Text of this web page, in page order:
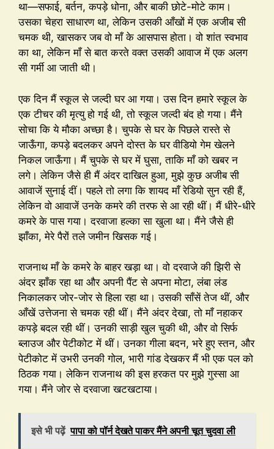
था—सफाई, बर्तन, कपड़े धोना, और बाकी छोटे-मोटे काम।
उसका चेहरा साधारण था, लेकिन उसकी आँखों में एक अजीब सी
चमक थी, खासकर जब वो माँ के आसपास होता। वो शांत स्वभाव
का था, लेकिन माँ से बात करते वक्त उसकी आवाज में एक अलग
सी गर्मी आ जाती थी।
एक दिन मैं स्कूल से जल्दी घर आ गया। उस दिन हमारे स्कूल के
एक टीचर की मृत्यु हो गई थी, तो स्कूल जल्दी बंद हो गया। मैंने
सोचा कि ये मौका अच्छा है। चुपके से घर के पिछले रास्ते से
जाऊँगा, कपड़े बदलकर अपने दोस्त के घर वीडियो गेम खेलने
निकल जाऊँगा। मैं चुपके से घर में घुसा, ताकि माँ को खबर न
लगे। लेकिन जैसे ही मैं अंदर दाखिल हुआ, मुझे कुछ अजीब सी
आवाजें सुनाई दीं। पहले तो लगा कि शायद माँ रेडियो सुन रही हैं,
लेकिन वो आवाजें उनके कमरे की तरफ से आ रही थीं। मैं धीरे-धीरे
कमरे के पास गया। दरवाजा हल्का सा खुला था। मैंने जैसे ही
झाँका, मेरे पैरों तले जमीन खिसक गई।
राजनाथ माँ के कमरे के बाहर खड़ा था। वो दरवाजे की झिरी से
अंदर झाँक रहा था और अपनी पैंट से अपना मोटा, लंबा लंड
निकालकर जोर-जोर से हिला रहा था। उसकी साँसें तेज थीं, और
आँखें उत्तेजना से चमक रही थीं। मैंने अंदर देखा, तो माँ नहाकर
कपड़े बदल रही थीं। उनकी साड़ी खुल चुकी थी, और वो सिर्फ
ब्लाउज और पेटीकोट में थीं। उनका गीला बदन, भरे हुए स्तन, और
पेटीकोट में उभरी उनकी गोल, भारी गांड देखकर मैं भी एक पल को
ठिठक गया। लेकिन राजनाथ की इस हरकत पर मुझे गुस्सा आ
गया। मैंने जोर से दरवाजा खटखटाया।
इसे भी पढ़ें पापा को पॉर्न देखते पाकर मैंने अपनी चूत चुदवा ली